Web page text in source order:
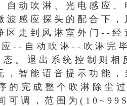
自动吹淋、光电感应
波感应探头的配合下
区走到风淋室外门--
--自动吹淋--吹淋完
。退出系统控制则相
，智能语音提示功能
的完成整个吹淋除尘
可调，范围为